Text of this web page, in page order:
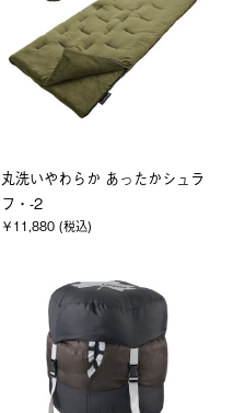
丸洗いやわらか あったかシュラ
フ・-2
￥11,880 (税込)